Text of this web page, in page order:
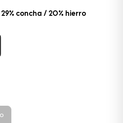
concha / 20% hierro